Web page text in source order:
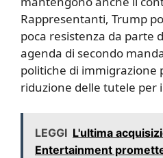
Rappresentanti, Trump
poca resistenza da parte
agenda di secondo
politiche di immigrazione
riduzione delle tutele per
LEGGI L'ultima
Entertainment